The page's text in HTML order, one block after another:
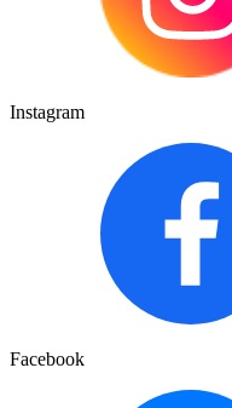
Instagram
Facebook